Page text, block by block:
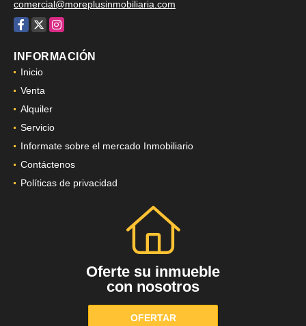
comercial@moreplusinmobiliaria.com
Facebook
X Instagram
INFORMACIÓN
Inicio
Venta
Alquiler
Servicio
Informate sobre el mercado Inmobiliario
Contáctenos
Políticas de privacidad
Oferte su inmueble
con nosotros
OFERTAR